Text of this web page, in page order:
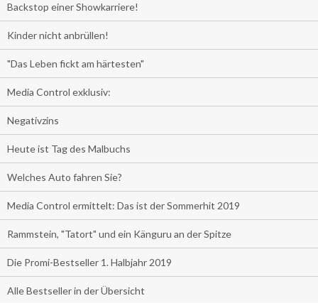
Backstop einer Showkarriere!
Kinder nicht anbrüllen!
"Das Leben fickt am härtesten"
Media Control exklusiv:
Negativzins
Heute ist Tag des Malbuchs
Welches Auto fahren Sie?
Media Control ermittelt: Das ist der Sommerhit 2019
Rammstein, "Tatort" und ein Känguru an der Spitze
Die Promi-Bestseller 1. Halbjahr 2019
Alle Bestseller in der Übersicht